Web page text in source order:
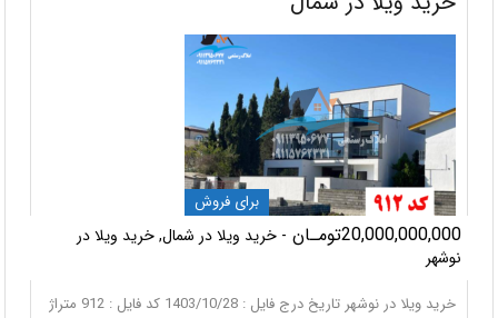
برای فروش
20,000,000,000تومـان
- خرید ویلا در شمال, خرید ویلا در
نوشهر
خرید ویلا در نوشهر تاریخ درج فایل : 1403/10/28 کد فایل : 912 متراژ